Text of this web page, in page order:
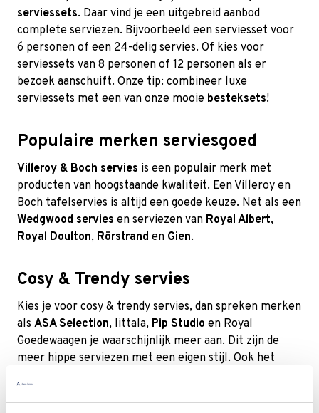
serviessets. Daar vind je een uitgebreid aanbod
complete serviezen. Bijvoorbeeld een serviesset voor
6 personen of een 24-delig servies. Of kies voor
serviessets van 8 personen of 12 personen als er
bezoek aanschuift. Onze tip: combineer luxe
serviessets met een van onze mooie besteksets!
Populaire merken serviesgoed
Villeroy & Boch servies is een populair merk met
producten van hoogstaande kwaliteit. Een Villeroy en
Boch tafelservies is altijd een goede keuze. Net als een
Wedgwood servies en serviezen van Royal Albert,
Royal Doulton, Rörstrand en Gien.
Cosy & Trendy servies
Kies je voor cosy & trendy servies, dan spreken merken
als ASA Selection, Iittala, Pip Studio en Royal
Goedewaagen je waarschijnlijk meer aan. Dit zijn de
meer hippe serviezen met een eigen stijl. Ook het